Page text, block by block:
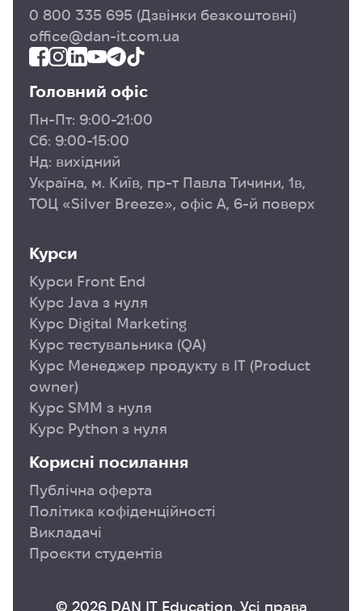
0 800 335 695 (Дзвінки безкоштовні)
office@dan-it.com.ua
Головний офіс
Пн-Пт: 9:00-21:00
Сб: 9:00-15:00
Нд: вихідний
Україна, м. Київ, пр-т Павла Тичини, 1в,
ТОЦ «Silver Breeze», офіс А, 6-й поверх
Курси
Курси Front End
Курс Java з нуля
Курс Digital Marketing
Курс тестувальника (QA)
Курс Менеджер продукту в ІТ (Product
owner)
Курс SMM з нуля
Курс Python з нуля
Корисні посилання
Публічна оферта
Політика кофіденційності
Викладачі
Проєкти студентів
© 2026 DAN IT Education. Усі права